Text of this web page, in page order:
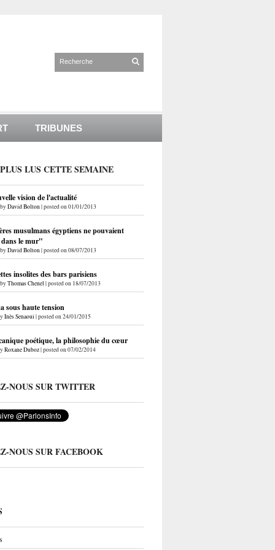
TRIBUNES
LUS CETTE SEMAINE
vision de l'actualité
byDavid Bolton|posted on 01/01/2013
musulmans égyptiens ne pouvaient
dans le mur"
byDavid Bolton|posted on 08/07/2013
insolites des bars parisiens
byThomas Chenel |posted on 18/07/2013
sous haute tension
Inès Senaoui |posted on 24/01/2015
poétique, la philosophie du cœur
Roxane Duboz|posted on 07/02/2014
NOUS SUR TWITTER
NOUS SUR FACEBOOK